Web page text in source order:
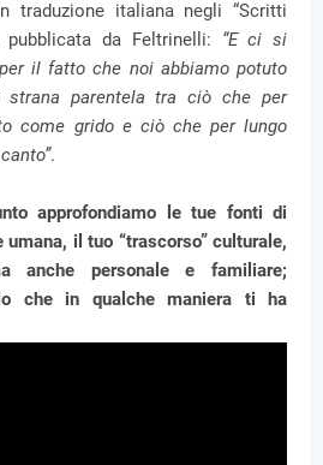
traduzione italiana negli “Scritti
pubblicata da Feltrinelli: “E ci si
il fatto che noi abbiamo potuto
strana parentela tra ciò che per
come grido e ciò che per lungo
.
approfondiamo le tue fonti di
il tuo “trascorso” culturale,
anche personale e familiare;
che in qualche maniera ti ha